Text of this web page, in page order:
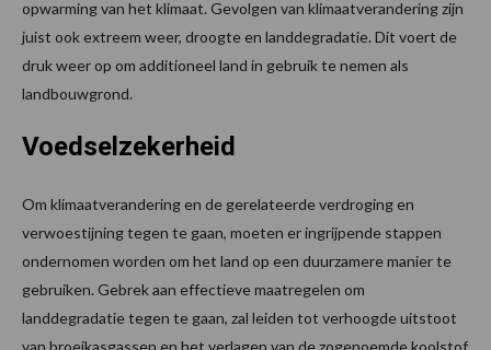
opwarming van het klimaat. Gevolgen van klimaatverandering zijn
juist ook extreem weer, droogte en landdegradatie. Dit voert de
druk weer op om additioneel land in gebruik te nemen als
landbouwgrond.
Voedselzekerheid
Om klimaatverandering en de gerelateerde verdroging en
verwoestijning tegen te gaan, moeten er ingrijpende stappen
ondernomen worden om het land op een duurzamere manier te
gebruiken. Gebrek aan effectieve maatregelen om
landdegradatie tegen te gaan, zal leiden tot verhoogde uitstoot
van broeikasgassen en het verlagen van de zogenoemde koolstof